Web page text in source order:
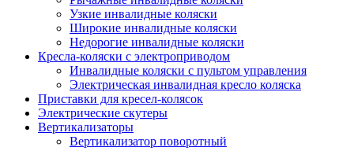
Узкие инвалидные коляски
Широкие инвалидные коляски
Недорогие инвалидные коляски
Кресла-коляски с электроприводом
Инвалидные коляски с пультом управления
Электрическая инвалидная кресло коляска
Приставки для кресел-колясок
Электрические скутеры
Вертикализаторы
Вертикализатор поворотный